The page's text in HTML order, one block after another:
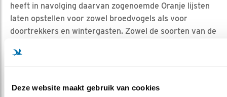
Deze website maakt gebruik van cookies
heeft in navolging daarvan zogenoemde Oranje lijsten
laten opstellen voor zowel broedvogels als voor
doortrekkers en wintergasten. Zowel de soorten van de
speciale aandacht: hoe kunnen deze soorten